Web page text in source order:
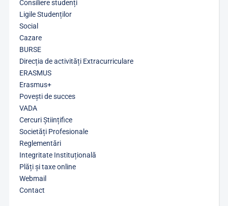
Consiliere studenți
Ligile Studenților
Social
Cazare
BURSE
Direcția de activități Extracurriculare
ERASMUS
Erasmus+
Povești de succes
VADA
Cercuri Științifice
Societăți Profesionale
Reglementări
Integritate Instituțională
Plăți și taxe online
Webmail
Contact